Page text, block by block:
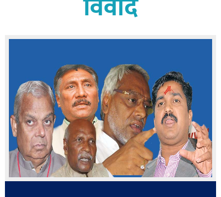
विशेष
राजनीति
प्रमुख
समाचार
राष्ट्रिय
अन्तराष्ट्रिय